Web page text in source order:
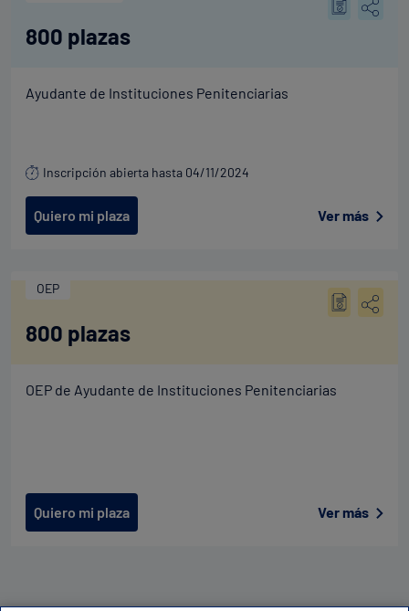
800 plazas
Ayudante de Instituciones Penitenciarias
Inscripción abierta hasta 04/11/2024
Quiero mi plaza Ver más
OEP
800 plazas
OEP de Ayudante de Instituciones Penitenciarias
Quiero mi plaza Ver más